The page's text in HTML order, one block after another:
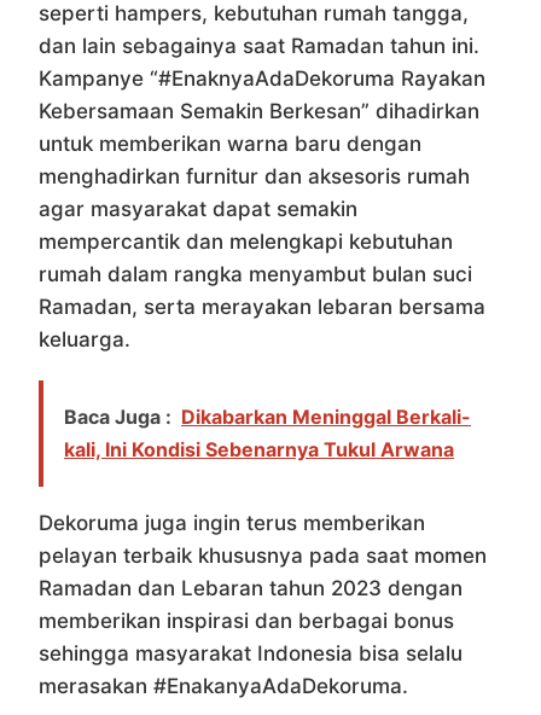
seperti hampers, kebutuhan rumah tangga,
dan lain sebagainya saat Ramadan tahun ini.
Kampanye “#EnaknyaAdaDekoruma Rayakan
Kebersamaan Semakin Berkesan” dihadirkan
untuk memberikan warna baru dengan
menghadirkan furnitur dan aksesoris rumah
agar masyarakat dapat semakin
mempercantik dan melengkapi kebutuhan
rumah dalam rangka menyambut bulan suci
Ramadan, serta merayakan lebaran bersama
keluarga.
Baca Juga : Dikabarkan Meninggal Berkali-
kali, Ini Kondisi Sebenarnya Tukul Arwana
Dekoruma juga ingin terus memberikan
pelayan terbaik khususnya pada saat momen
Ramadan dan Lebaran tahun 2023 dengan
memberikan inspirasi dan berbagai bonus
sehingga masyarakat Indonesia bisa selalu
merasakan #EnakanyaAdaDekoruma.